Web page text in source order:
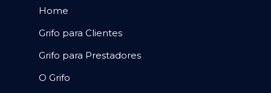
Home
Grifo para Clientes
Grifo para Prestadores
O Grifo